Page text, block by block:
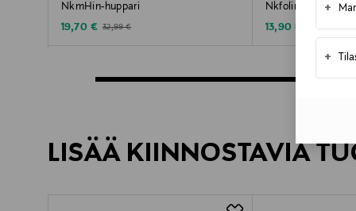
+
+
NkmHin-huppari
Discounted Price
19,70 € Original Price
32,99 €
Nkfolinda-huppari
Discounted Price
13,90 € Original Price
35,99 €
LISÄÄ KIINNOSTAVIA